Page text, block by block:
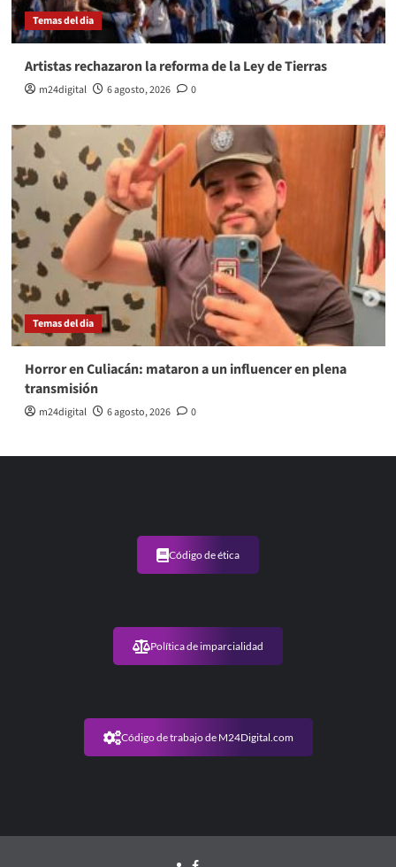
Temas del dia
Artistas rechazaron la reforma de la Ley de Tierras
m24digital 6 agosto, 2026 0
Temas del dia
Horror en Culiacán: mataron a un influencer en plena
transmisión
m24digital 6 agosto, 2026 0
Código de ética
Política de imparcialidad
Código de trabajo de M24Digital.com